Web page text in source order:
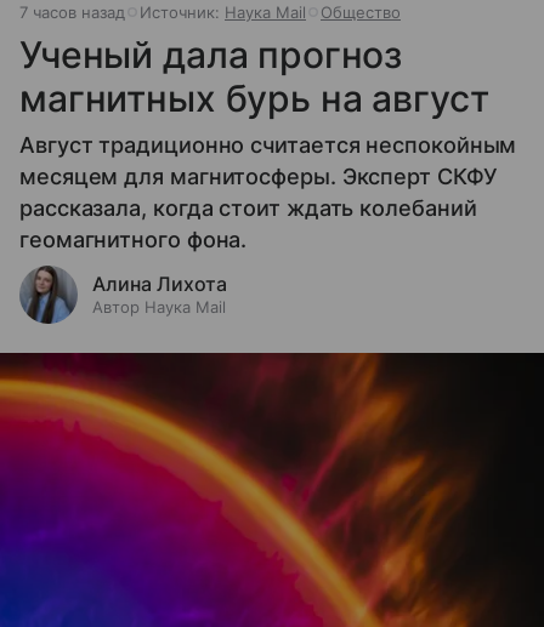
7 часов назад Источник: Наука Mail Общество
Ученый дала прогноз
магнитных бурь на август
Август традиционно считается неспокойным
месяцем для магнитосферы. Эксперт СКФУ
рассказала, когда стоит ждать колебаний
геомагнитного фона.
Алина Лихота
Автор Наука Mail